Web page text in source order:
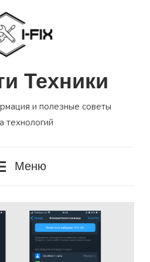
Техники
и полезные советы
технологий
Меню